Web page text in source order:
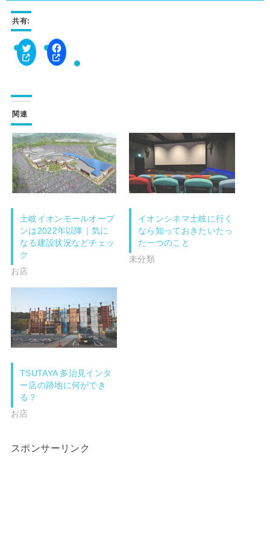
共有:
ク
リ
て
T
w
i
t
t
e
r
で
共
有
(
新
ウ
ィ
ン
ド
ウ
で
開
き
ま
す
F
a
有
す
る
に
は
ク
リ
ッ
て
く
だ
さ
い
ウ
ド
ウ
で
開
き
ま
関連
土岐イオンモールオープ
ンは2022年以降｜気に
なる建設状況などチェッ
ク
お店
イオンシネマ土岐に行く
なら知っておきたいたっ
た一つのこと
未分類
TSUTAYA 多治見インタ
ー店の跡地に何ができ
る？
お店
スポンサーリンク